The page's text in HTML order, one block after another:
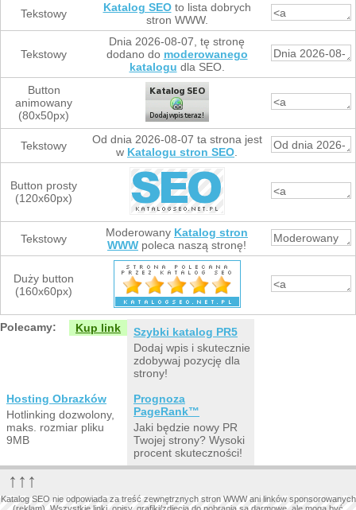
Tekstowy Katalog SEOto lista dobrych
stron WWW.
Tekstowy
Dnia 2026-08-07, tę stronę
dodano do moderowanego
katalogu dla SEO.
Button
animowany
(80x50px)
Tekstowy
Od dnia 2026-08-07 ta strona jest
w Katalogu stron SEO
Button prosty
(120x60px)
Tekstowy Moderowany Katalog stron
WWW poleca naszą stronę!
Duży button
(160x60px)
Polecamy: Kup link
Szybki katalog PR5
Dodaj wpis i skutecznie
zdobywaj pozycję dla
strony!
Hosting Obrazków
Hotlinking dozwolony,
maks. rozmiar pliku
9MB
Prognoza
PageRank™
Jaki będzie nowy PR
Twojej strony? Wysoki
procent skuteczności!
↑↑↑
Katalog SEO nie odpowiada za treść zewnętrznych stron WWW ani linków sponsorowanych